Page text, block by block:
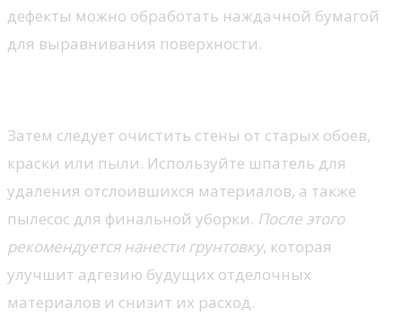
дефекты можно обработать наждачной бумагой
для выравнивания поверхности.
Затем следует очистить стены от старых обоев,
краски или пыли. Используйте шпатель для
удаления отслоившихся материалов, а также
пылесос для финальной уборки. После этого
рекомендуется нанести грунтовку, которая
улучшит адгезию будущих отделочных
материалов и снизит их расход.